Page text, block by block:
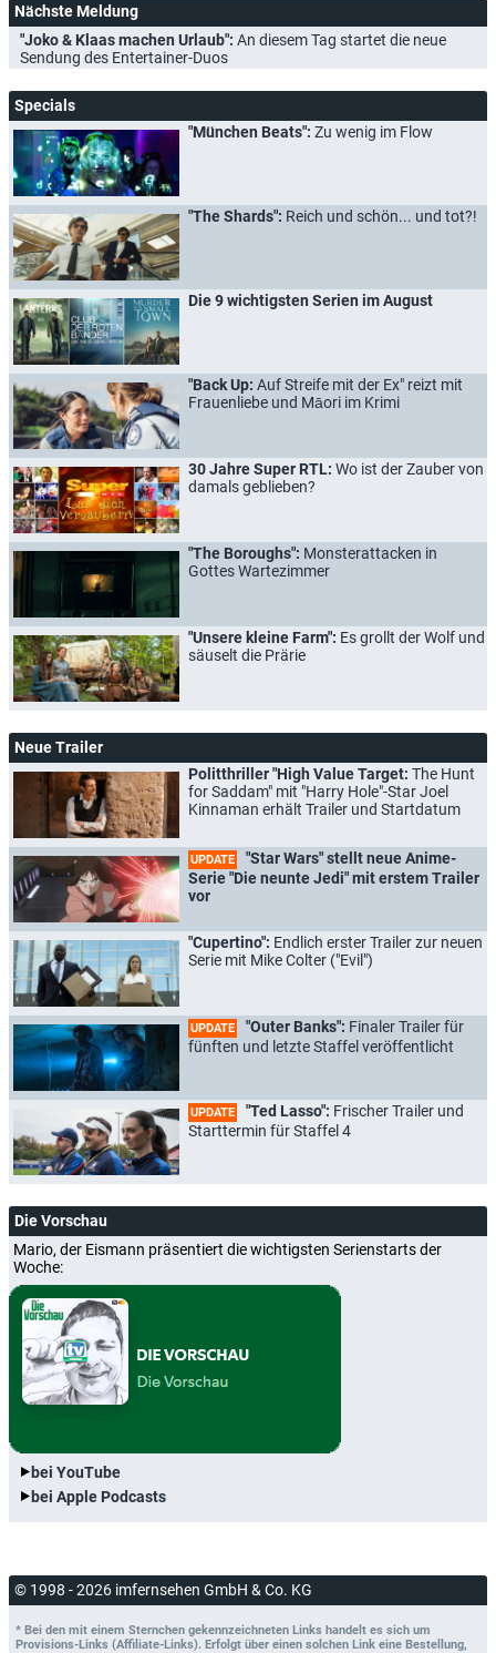
Nächste Meldung
"Joko & Klaas machen Urlaub": An diesem Tag startet die neue
Sendung des Entertainer-Duos
Specials
"München Beats": Zu wenig im Flow
"The Shards": Reich und schön... und tot?!
Die 9 wichtigsten Serien im August
"Back Up: Auf Streife mit der Ex" reizt mit
Frauenliebe und Māori im Krimi
30 Jahre Super RTL: Wo ist der Zauber von
damals geblieben?
"The Boroughs": Monsterattacken in
Gottes Wartezimmer
"Unsere kleine Farm": Es grollt der Wolf und
säuselt die Prärie
Neue Trailer
Politthriller "High Value Target: The Hunt
for Saddam" mit "Harry Hole"-Star Joel
Kinnaman erhält Trailer und Startdatum
UPDATE
"Star Wars" stellt neue Anime-
Serie "Die neunte Jedi" mit erstem Trailer
vor
"Cupertino": Endlich erster Trailer zur neuen
Serie mit Mike Colter ("Evil")
UPDATE "Outer Banks": Finaler Trailer für
fünften und letzte Staffel veröffentlicht
UPDATE "Ted Lasso": Frischer Trailer und
Starttermin für Staffel 4
Die Vorschau
Mario, der Eismann präsentiert die wichtigsten Serienstarts der
Woche:
bei YouTube
bei Apple Podcasts
© 1998 - 2026 imfernsehen GmbH & Co. KG
* Bei den mit einem Sternchen gekennzeichneten Links handelt es sich um
Provisions-Links (Affiliate-Links). Erfolgt über einen solchen Link eine Bestellung,